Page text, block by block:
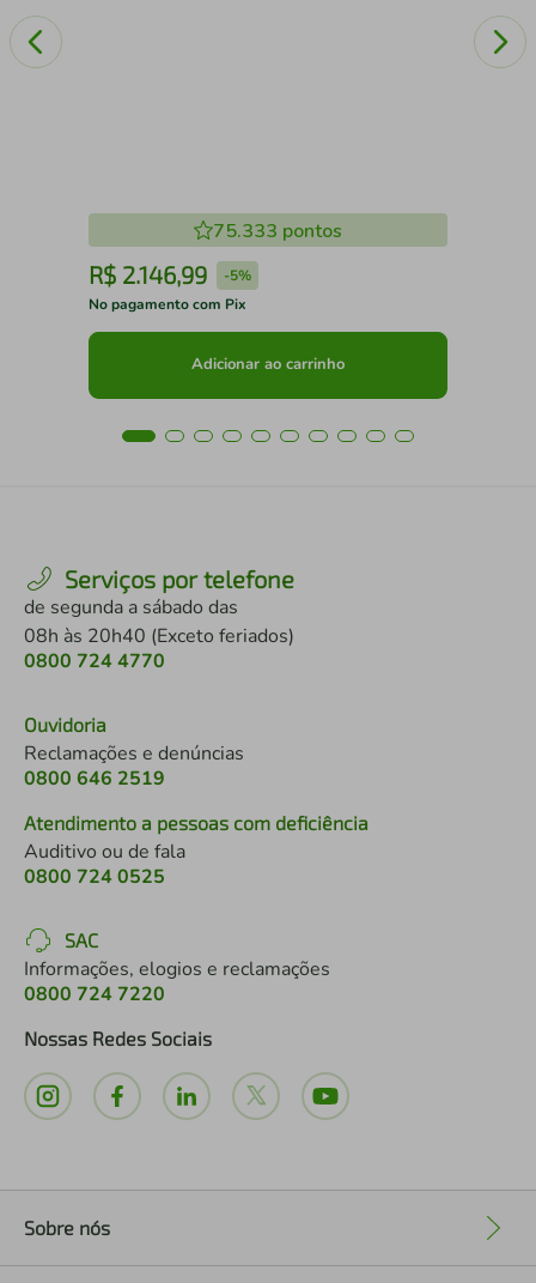
75.333 pontos
R$ 2.146,99 -5%
No pagamento com Pix
Adicionar ao carrinho
Serviços por telefone
de segunda a sábado das
08h às 20h40 (Exceto feriados)
0800 724 4770
Ouvidoria
Reclamações e denúncias
0800 646 2519
Atendimento a pessoas com deficiência
Auditivo ou de fala
0800 724 0525
SAC
Informações, elogios e reclamações
0800 724 7220
Nossas Redes Sociais
Sobre nós